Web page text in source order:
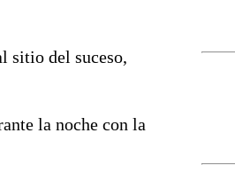
sitio del suceso,
la noche con la